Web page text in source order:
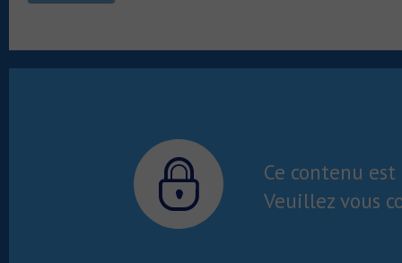
Ce contenu
Veuillez vous